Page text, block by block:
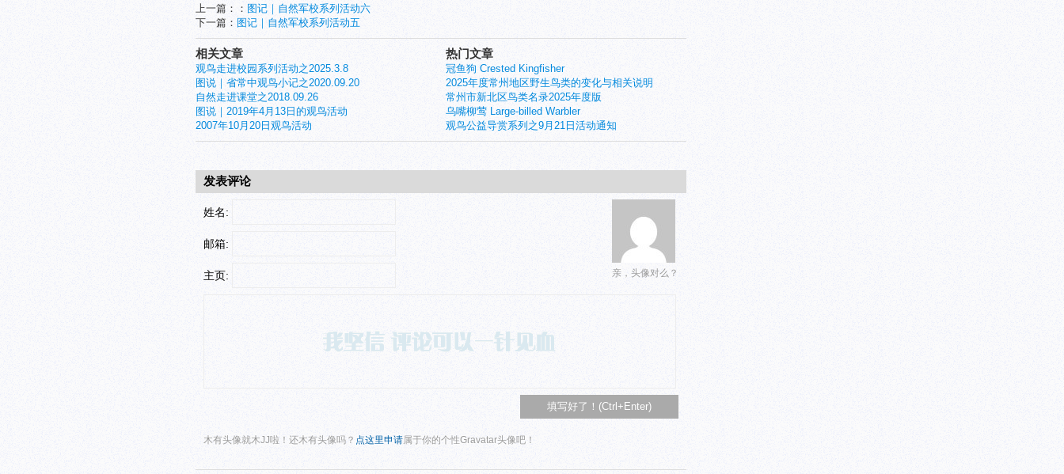
上一篇：： 图记｜自然军校系列活动六
下一篇： 图记｜自然军校系列活动五
热门文章
冠鱼狗 Crested Kingfisher
2025年度常州地区野生鸟类的变化与相关说明
常州市新北区鸟类名录2025年度版
乌嘴柳莺 Large-billed Warbler
观鸟公益导赏系列之9月21日活动通知
相关文章
观鸟走进校园系列活动之2025.3.8
图说｜省常中观鸟小记之2020.09.20
自然走进课堂之2018.09.26
图说｜2019年4月13日的观鸟活动
2007年10月20日观鸟活动
发表评论
亲，头像对么？
姓名:
邮箱:
主页:
木有头像就木JJ啦！还木有头像吗？ 点这里申请 属于你的个性Gravatar头像吧！